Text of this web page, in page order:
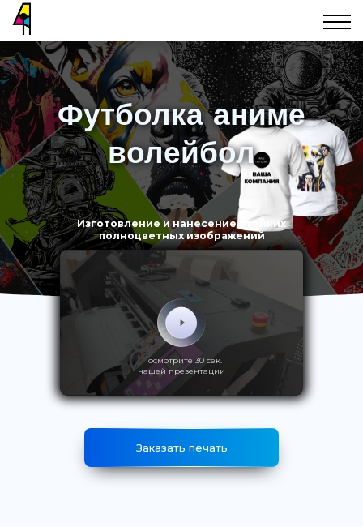
Футболка аниме
волейбол
Изготовление и нанесение стойких
полноцветных изображений
Посмотрите 30 сек.
нашей презентации
Заказать печать